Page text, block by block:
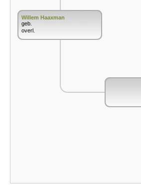
Willem Haaxman
geb.
overl.